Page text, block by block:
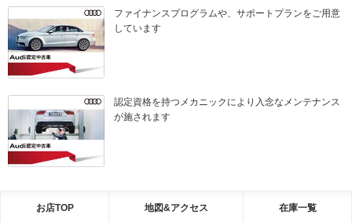
ファイナンスプログラムや、サポートプランをご用意
しています
認定資格を持つメカニックにより入念なメンテナンス
が施されます
お店TOP 地図&アクセス 在庫一覧